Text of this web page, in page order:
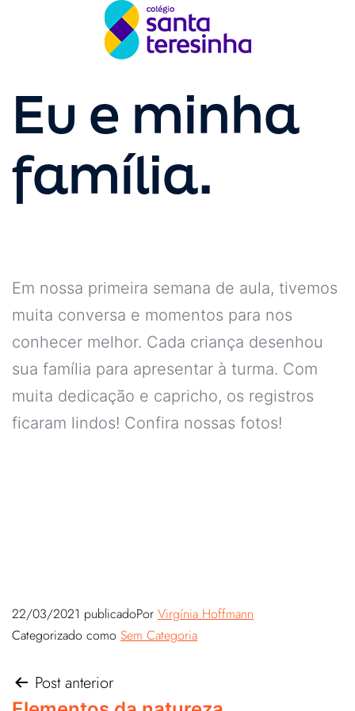
Eu e minha
família.
Em nossa primeira semana de aula, tivemos
muita conversa e momentos para nos
conhecer melhor. Cada criança desenhou
sua família para apresentar à turma. Com
muita dedicação e capricho, os registros
ficaram lindos! Confira nossas fotos!
22/03/2021 publicadoPor Virgínia Hoffmann
Categorizado como Sem Categoria
Post anterior